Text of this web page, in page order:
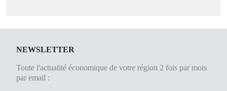
NEWSLETTER
Toute l'actualité économique de votre région 2 fois par mois
par email :